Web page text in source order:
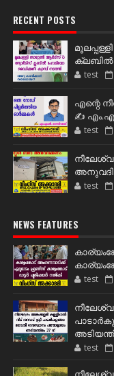
RECENT POSTS
ക്ലബിൽ
test
എന്റെ
✍️
test
test
NEWS FEATURES
test
test